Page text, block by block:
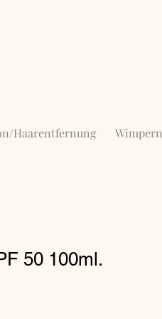
Haarentfernung Wimpern
50 100ml.